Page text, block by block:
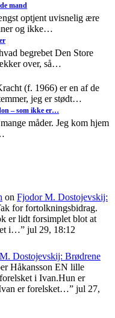
mand
optjent uvisnelig ære
og ikke…
begrebet Den Store
over, så…
(f. 1966) er en af de
jeg er stødt…
– som ikke er…
måder. Jeg kom hjem
on Fjodor M. Dostojevskij:
for fortolkningsbidrag.
er lidt forsimplet blot at
i…” jul 29, 18:12
Dostojevskij: Brødrene
Håkansson EN lille
i Ivan.Hun er
er forelsket…” jul 27,